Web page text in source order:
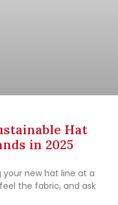
Hat
in 2025
your new hat line at a
the fabric, and ask